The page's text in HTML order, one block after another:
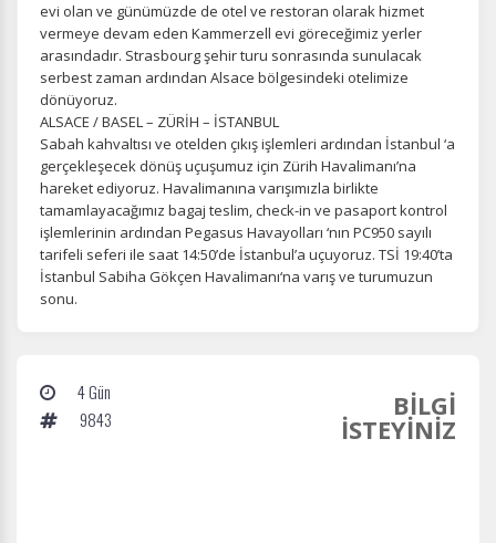
evi olan ve günümüzde de otel ve restoran olarak hizmet
vermeye devam eden Kammerzell evi göreceğimiz yerler
arasındadır. Strasbourg şehir turu sonrasında sunulacak
serbest zaman ardından Alsace bölgesindeki otelimize
dönüyoruz.
ALSACE / BASEL – ZÜRİH – İSTANBUL
Sabah kahvaltısı ve otelden çıkış işlemleri ardından İstanbul ‘a
gerçekleşecek dönüş uçuşumuz için Zürih Havalimanı’na
hareket ediyoruz. Havalimanına varışımızla birlikte
tamamlayacağımız bagaj teslim, check-in ve pasaport kontrol
işlemlerinin ardından Pegasus Havayolları ‘nın PC950 sayılı
tarifeli seferi ile saat 14:50’de İstanbul’a uçuyoruz. TSİ 19:40’ta
İstanbul Sabiha Gökçen Havalimanı‘na varış ve turumuzun
sonu.
4 Gün
9843
BİLGİ
İSTEYİNİZ